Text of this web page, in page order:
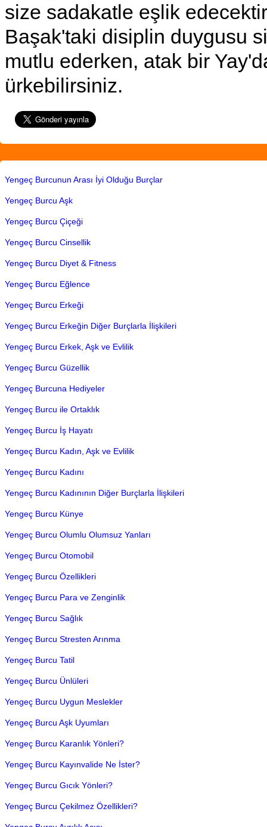
size sadakatle eşlik
Başak'taki disiplin duygusu
mutlu ederken, atak bir
ürkebilirsiniz.
Yengeç Burcunun Arası İyi Olduğu Burçlar
Yengeç Burcu Aşk
Yengeç Burcu Çiçeği
Yengeç Burcu Cinsellik
Yengeç Burcu Diyet & Fitness
Yengeç Burcu Eğlence
Yengeç Burcu Erkeği
Yengeç Burcu Erkeğin Diğer Burçlarla İlişkileri
Yengeç Burcu Erkek, Aşk ve Evlilik
Yengeç Burcu Güzellik
Yengeç Burcuna Hediyeler
Yengeç Burcu ile Ortaklık
Yengeç Burcu İş Hayatı
Yengeç Burcu Kadın, Aşk ve Evlilik
Yengeç Burcu Kadını
Yengeç Burcu Kadınının Diğer Burçlarla İlişkileri
Yengeç Burcu Künye
Yengeç Burcu Olumlu Olumsuz Yanları
Yengeç Burcu Otomobil
Yengeç Burcu Özellikleri
Yengeç Burcu Para ve Zenginlik
Yengeç Burcu Sağlık
Yengeç Burcu Stresten Arınma
Yengeç Burcu Tatil
Yengeç Burcu Ünlüleri
Yengeç Burcu Uygun Meslekler
Yengeç Burcu Aşk Uyumları
Yengeç Burcu Karanlık Yönleri?
Yengeç Burcu Kayınvalide Ne İster?
Yengeç Burcu Gıcık Yönleri?
Yengeç Burcu Çekilmez Özellikleri?